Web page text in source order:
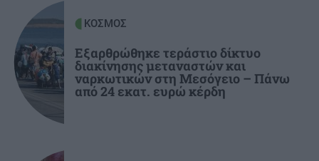
άνυδρη μέθοδος που κάνει τα πέλματα
βελούδινα (χωρίς ξύστρες και πόνο)
21:00
GOSSIP - LIFESTYLE
Η Ελένη Βουλγαράκη διαψεύδει τον χωρισμό
της με τον Φώτη Ιωαννίδη
ΠΟΛΙΤΙΣΜΟΣ
ΚΟΣΜΟΣ
Εξαρθρώθηκε τεράστιο δίκτυο
διακίνησης μεταναστών και
ναρκωτικών στη Μεσόγειο – Πάνω
από 24 εκατ. ευρώ κέρδη